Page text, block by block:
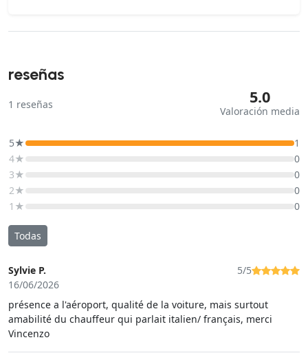
reseñas
1 reseñas 5.0
Valoración media
5★
1
4★
0
3★
0
2★
0
1★
0
Todas
Sylvie P.
16/06/2026
5/5
présence a l'aéroport, qualité de la voiture, mais surtout
amabilité du chauffeur qui parlait italien/ français, merci
Vincenzo